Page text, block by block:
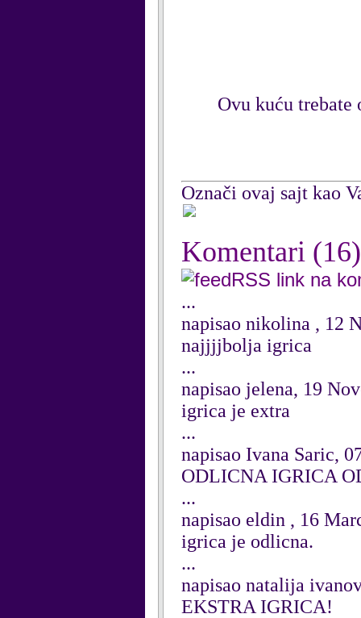
Ovu kuću
Označi ovaj sajt kao
Komentari (16)
RSS link na
...
napisao nikolina , 12
najjjjbolja igrica
...
napisao jelena, 19
igrica je extra
...
napisao Ivana Saric,
ODLICNA IGRICA
...
napisao eldin , 16
igrica je odlicna.
...
napisao natalija
EKSTRA IGRICA!